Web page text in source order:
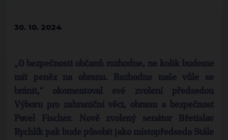
30. 10. 2024
„O bezpečnosti občanů rozhodne, ne kolik budeme
mít peněz na obranu. Rozhodne naše vůle se
bránit,“ okomentoval své zvolení předsedou
Výboru pro zahraniční věci, obranu a bezpečnost
Pavel Fischer. Nově zvolený senátor Břetislav
Rychlík pak bude působit jako místopředseda Stále